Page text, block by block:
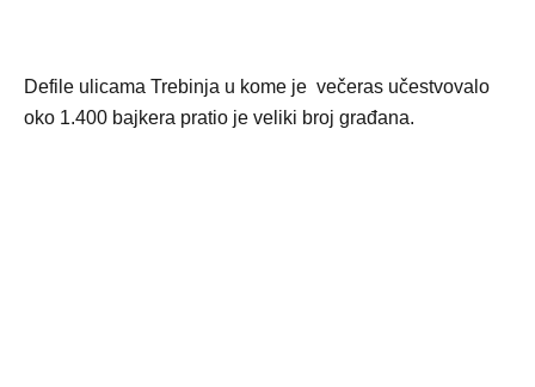
Defile ulicama Trebinja u kome je večeras učestvovalo
oko 1.400 bajkera pratio je veliki broj građana.